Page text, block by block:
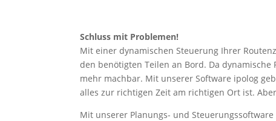
Schluss mit Problemen!
Mit einer dynamischen Steuerung Ihrer
den benötigten Teilen an Bord. Da
mehr machbar. Mit unserer Software ipolog
alles zur richtigen Zeit am richtigen Ort ist.
Mit unserer Planungs- und